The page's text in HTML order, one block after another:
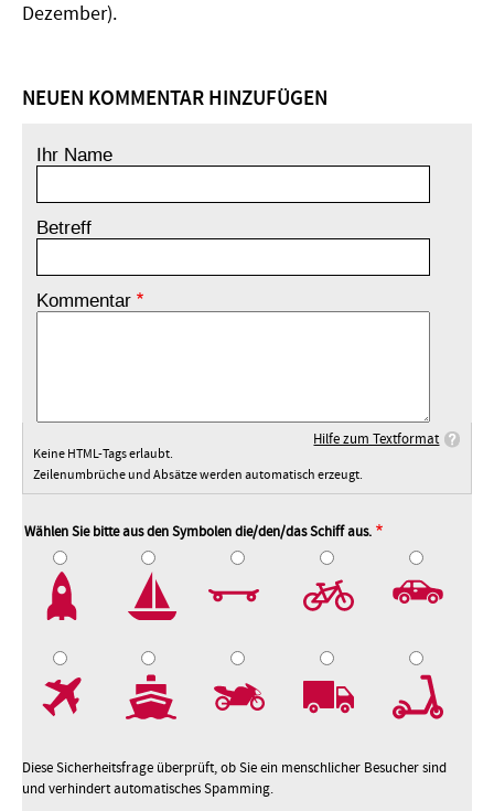
Dezember).
NEUEN KOMMENTAR HINZUFÜGEN
Ihr Name
Betreff
Kommentar
Hilfe zum Textformat
Keine HTML-Tags erlaubt.
Zeilenumbrüche und Absätze werden automatisch erzeugt.
Wählen Sie bitte aus den Symbolen die/den/das Schiff aus.
Diese Sicherheitsfrage überprüft, ob Sie ein menschlicher Besucher sind
und verhindert automatisches Spamming.